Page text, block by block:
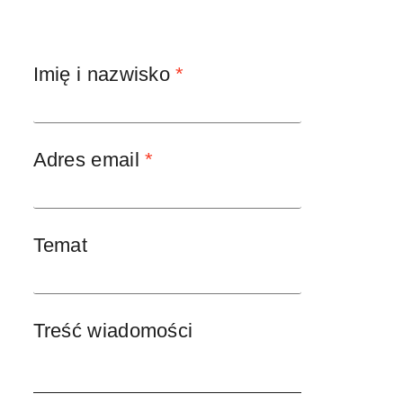
Imię i nazwisko*
Adres email*
Temat
Treść wiadomości